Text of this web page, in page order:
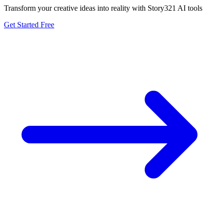
Transform your creative ideas into reality with Story321 AI tools
Get Started Free